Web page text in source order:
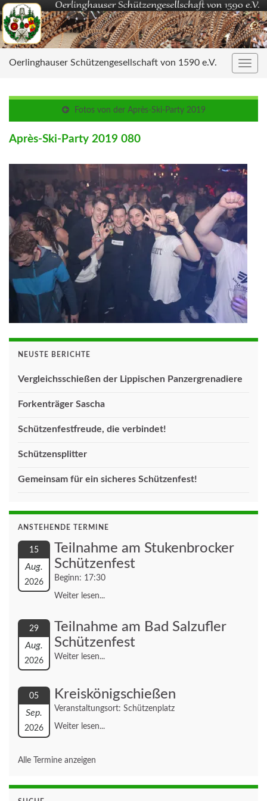
Oerlinghauser Schützengesellschaft von 1590 e.V.
Fotos von der Après-Ski-Party 2019
Après-Ski-Party 2019 080
NEUSTE BERICHTE
Vergleichsschießen der Lippischen Panzergrenadiere
Forkenträger Sascha
Schützenfestfreude, die verbindet!
Schützensplitter
Gemeinsam für ein sicheres Schützenfest!
ANSTEHENDE TERMINE
15
Aug.
2026
Teilnahme am Stukenbrocker
Schützenfest
Beginn: 17:30
Weiter lesen...
29
Aug.
2026
Teilnahme am Bad Salzufler
Schützenfest
Weiter lesen...
05
Sep.
2026
Kreiskönigschießen
Veranstaltungsort: Schützenplatz
Weiter lesen...
Alle Termine anzeigen